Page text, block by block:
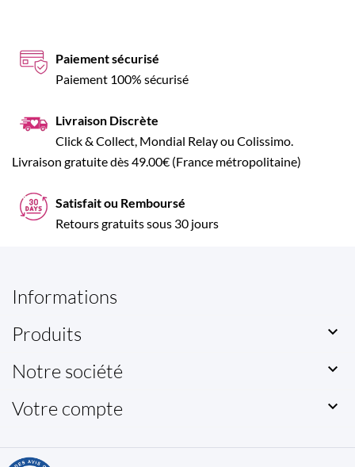
Paiement sécurisé
Paiement 100% sécurisé
Livraison Discrète
Click & Collect, Mondial Relay ou Colissimo.
Livraison gratuite dès 49.00€ (France métropolitaine)
Satisfait ou Remboursé
Retours gratuits sous 30 jours
Informations
Produits

Notre société 
Votre compte 